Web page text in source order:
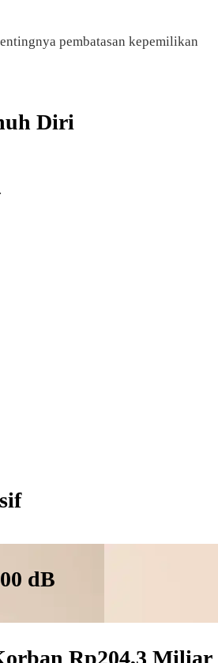
pembatasan kepemilikan
Diri
dB
Rp204,3 Miliar